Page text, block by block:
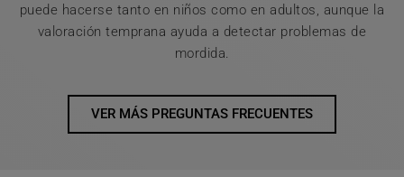
puede hacerse tanto en niños como en adultos, aunque la
valoración temprana ayuda a detectar problemas de
mordida.
VER MÁS PREGUNTAS FRECUENTES